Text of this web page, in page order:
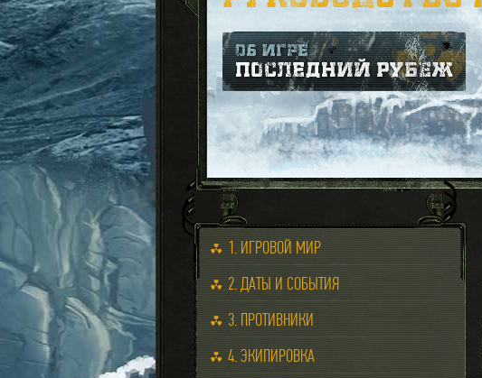
1. ИГРОВОЙ МИР
2. ДАТЫ И СОБЫТИЯ
3. ПРОТИВНИКИ
4. ЭКИПИРОВКА